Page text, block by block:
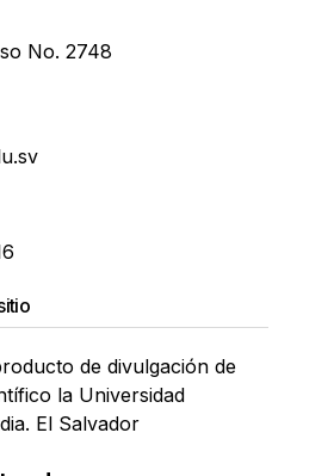
No. 2748
de divulgación de
la Universidad
El Salvador